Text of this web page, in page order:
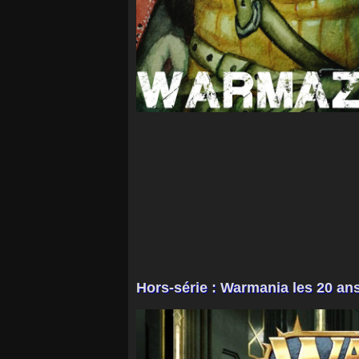
Hors-série : Warmania les 20